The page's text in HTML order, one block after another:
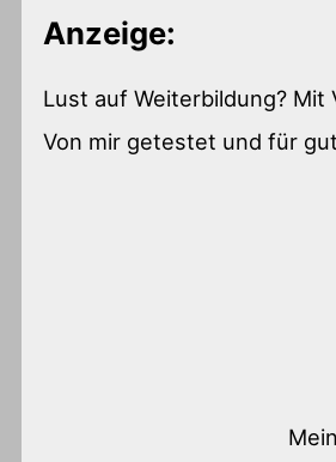
Anzeige:
Lust auf Weiterbildung? Mit
Von mir getestet und für